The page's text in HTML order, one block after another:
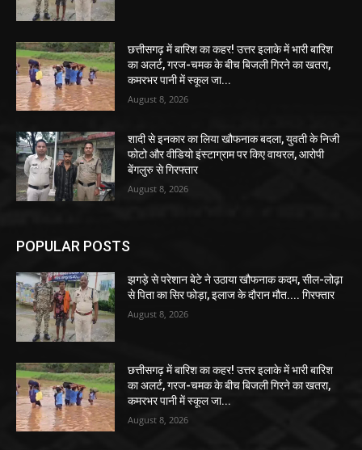
छत्तीसगढ़ में बारिश का कहर! उत्तर इलाके में भारी बारिश
का अलर्ट, गरज-चमक के बीच बिजली गिरने का खतरा,
कमरभर पानी में स्कूल जा...
August 8, 2026
शादी से इनकार का लिया खौफनाक बदला, युवती के निजी
फोटो और वीडियो इंस्टाग्राम पर किए वायरल, आरोपी
बेंगलुरु से गिरफ्तार
August 8, 2026
POPULAR POSTS
झगड़े से परेशान बेटे ने उठाया खौफनाक कदम, सील-लोढ़ा
से पिता का सिर फोड़ा, इलाज के दौरान मौत.... गिरफ्तार
August 8, 2026
छत्तीसगढ़ में बारिश का कहर! उत्तर इलाके में भारी बारिश
का अलर्ट, गरज-चमक के बीच बिजली गिरने का खतरा,
कमरभर पानी में स्कूल जा...
August 8, 2026